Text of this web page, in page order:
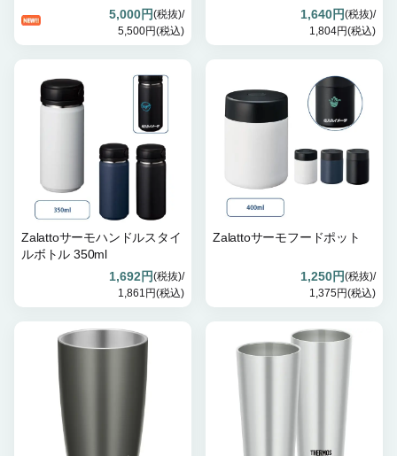
5,000円(税抜)/
5,500円(税込)
1,640円(税抜)/
1,804円(税込)
Zalattoサーモハンドルスタイ
ルボトル 350ml
1,692円(税抜)/
1,861円(税込)
Zalattoサーモフードポット
1,250円(税抜)/
1,375円(税込)